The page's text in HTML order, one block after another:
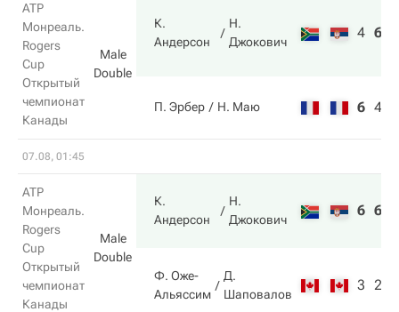
ATP
Монреаль.
Rogers
Cup
Открытый
чемпионат
Канады
Male
Double
К.
Андерсон
Н.
Джокович
4 6
П. Эрбер Н. Маю 6 4
07.08, 01:45
ATP
Монреаль.
Rogers
Cup
Открытый
чемпионат
Канады
Male
Double
К.
Андерсон
Н.
Джокович
6 6
Ф. Оже-
Альяссим
Д.
Шаповалов
3 2